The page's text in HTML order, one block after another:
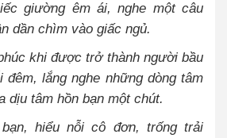
giường êm ái, nghe một câu
dần chìm vào giấc ngủ.
khi được trở thành người bầu
đêm, lắng nghe những dòng tâm
dịu tâm hồn bạn một chút.
hiểu nỗi cô đơn, trống trải